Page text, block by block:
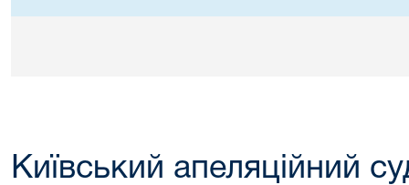
Київський апеляційний